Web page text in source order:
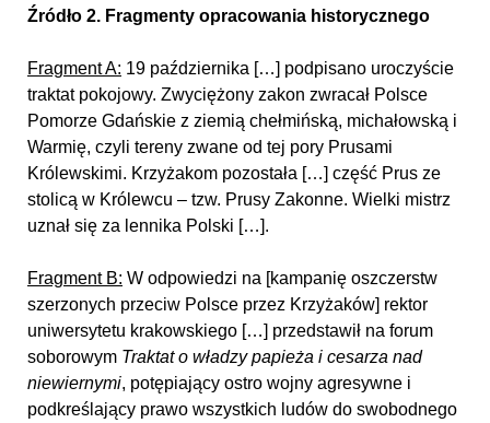
Źródło 2. Fragmenty opracowania historycznego
Fragment A: 19 października […] podpisano uroczyście
traktat pokojowy. Zwyciężony zakon zwracał Polsce
Pomorze Gdańskie z ziemią chełmińską, michałowską i
Warmię, czyli tereny zwane od tej pory Prusami
Królewskimi. Krzyżakom pozostała […] część Prus ze
stolicą w Królewcu – tzw. Prusy Zakonne. Wielki mistrz
uznał się za lennika Polski […].
Fragment B: W odpowiedzi na [kampanię oszczerstw
szerzonych przeciw Polsce przez Krzyżaków] rektor
uniwersytetu krakowskiego […] przedstawił na forum
soborowym Traktat o władzy papieża i cesarza nad
niewiernymi, potępiający ostro wojny agresywne i
podkreślający prawo wszystkich ludów do swobodnego